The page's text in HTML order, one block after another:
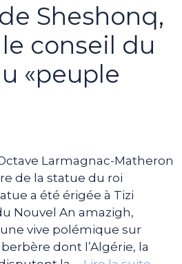
Sheshonq,
conseil du
«peuple
Larmagnac-Matheron
de la statue du roi
a été érigée à Tizi
Nouvel An amazigh,
vive polémique sur
dont l’Algérie, la